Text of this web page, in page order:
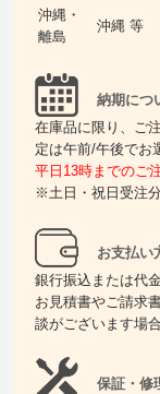
沖縄・
離島
沖縄 等
納期につ
在庫品に限り、ご
定は午前/午後でお
平日13時までのご
※土日・祝日受注
お支払い
銀行振込または代
お見積書やご請求
談がございます場
保証・修